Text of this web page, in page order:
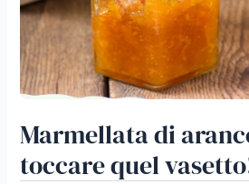
Marmellata di
toccare quel
vasetto!